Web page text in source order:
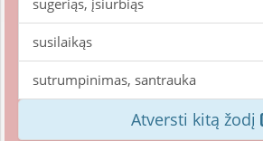
sugeriąs, įsiurbiąs
susilaikąs
sutrumpinimas, santrauka
Atversti kitą žodį